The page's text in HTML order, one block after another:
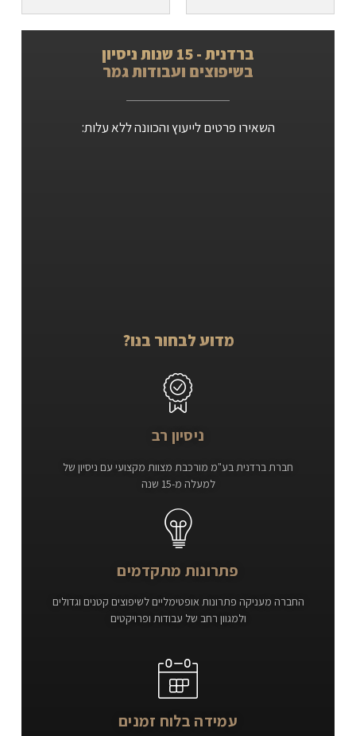
ברדנית - 15 שנות ניסיון
בשיפוצים ועבודות גמר
השאירו פרטים לייעוץ והכוונה ללא עלות:
מדוע לבחור בנו?
ניסיון רב
חברת ברדנית בע"מ מורכבת מצוות מקצועי עם ניסיון של
למעלה מ-15 שנה
פתרונות מתקדמים
החברה מעניקה פתרונות אופטימליים לשיפוצים קטנים וגדולים
ולמגוון רחב של עבודות ופרויקטים
עמידה בלוח זמנים